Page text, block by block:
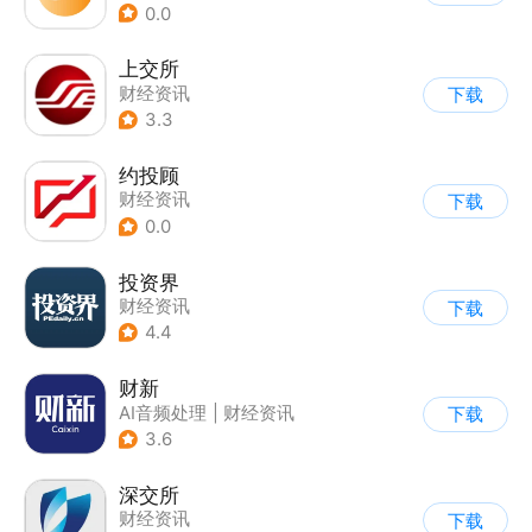
0.0
上交所
财经资讯
3.3
下载
约投顾
财经资讯
0.0
下载
投资界
财经资讯
4.4
下载
财新
AI音频处理
财经资讯
3.6
下载
深交所
财经资讯
下载